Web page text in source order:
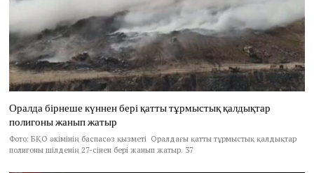
Оралда бірнеше күннен бері қатты тұрмыстық қалдықтар
полигоны жанып жатыр
Фото: БҚО әкімінің баспасөз қызметі Оралдағы қатты тұрмыстық қалдықтар
полигоны шілденің 27-сінен бері жанып жатыр. 37